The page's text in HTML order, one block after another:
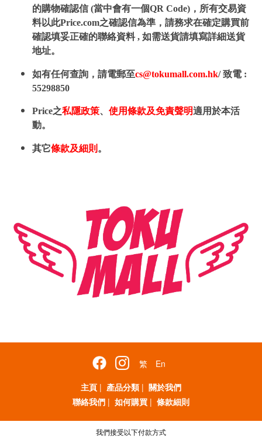
的購物確認信 (當中會有一個QR Code)，所有交易資
料以此Price.com之確認信為準，請務求在確定購買前
確認填妥正確的聯絡資料 , 如需送貨請填寫詳細送貨
地址。
如有任何查詢，請電郵至cs@tokumall.com.hk/ 致電 :
55298850
Price之私隱政策、 使用條款及免責聲明適用於本活
動。
其它條款及細則 。
繁
En
主頁 | 產品分類 | 關於我們
聯絡我們 | 如何購買 | 條款細則
我們接受以下付款方式